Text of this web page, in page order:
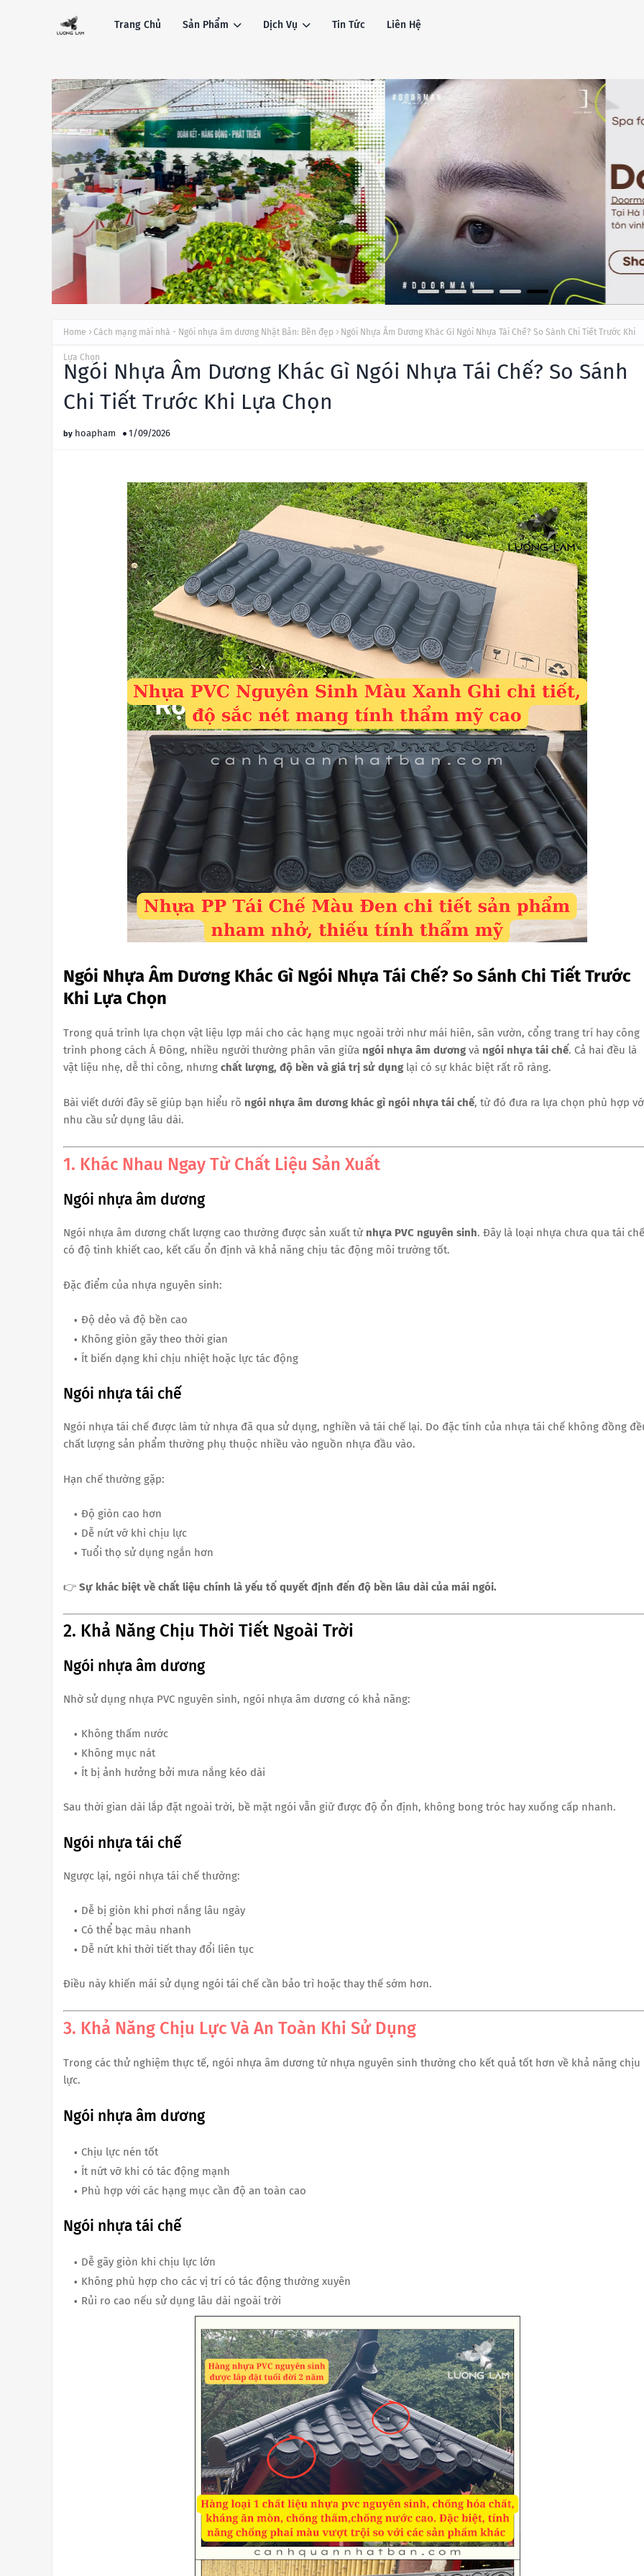
Trang Chủ Sản Phẩm Dịch Vụ Tin Tức Liên Hệ
Home Cách mạng mái nhà - Ngói nhựa âm dương Nhật Bản: Bền đẹp Ngói Nhựa Âm Dương Khác Gì Ngói Nhựa Tái Chế? So Sánh Chi Tiết Trước Khi
Lựa Chọn
Ngói Nhựa Âm Dương Khác Gì Ngói Nhựa Tái Chế? So Sánh
Chi Tiết Trước Khi Lựa Chọn
hoapham 1/09/2026
Ngói Nhựa Âm Dương Khác Gì Ngói Nhựa Tái Chế? So Sánh Chi Tiết Trước
Khi Lựa Chọn
Trong quá trình lựa chọn vật liệu lợp mái cho các hạng mục ngoài trời như mái hiên, sân vườn, cổng trang trí hay công
trình phong cách Á Đông, nhiều người thường phân vân giữa ngói nhựa âm dương và ngói nhựa tái chế. Cả hai đều là
vật liệu nhẹ, dễ thi công, nhưng chất lượng, độ bền và giá trị sử dụng lại có sự khác biệt rất rõ ràng.
Bài viết dưới đây sẽ giúp bạn hiểu rõ ngói nhựa âm dương khác gì ngói nhựa tái chế, từ đó đưa ra lựa chọn phù hợp
nhu cầu sử dụng lâu dài.
1. Khác Nhau Ngay Từ Chất Liệu Sản Xuất
Ngói nhựa âm dương
Ngói nhựa âm dương chất lượng cao thường được sản xuất từ nhựa PVC nguyên sinh. Đây là loại nhựa chưa qua tái
có độ tinh khiết cao, kết cấu ổn định và khả năng chịu tác động môi trường tốt.
Đặc điểm của nhựa nguyên sinh:
Độ dẻo và độ bền cao
Không giòn gãy theo thời gian
Ít biến dạng khi chịu nhiệt hoặc lực tác động
Ngói nhựa tái chế
Ngói nhựa tái chế được làm từ nhựa đã qua sử dụng, nghiền và tái chế lại. Do đặc tính của nhựa tái chế không đồng
chất lượng sản phẩm thường phụ thuộc nhiều vào nguồn nhựa đầu vào.
Hạn chế thường gặp:
Độ giòn cao hơn
Dễ nứt vỡ khi chịu lực
Tuổi thọ sử dụng ngắn hơn
👉 Sự khác biệt về chất liệu chính là yếu tố quyết định đến độ bền lâu dài của mái ngói.
2. Khả Năng Chịu Thời Tiết Ngoài Trời
Ngói nhựa âm dương
Nhờ sử dụng nhựa PVC nguyên sinh, ngói nhựa âm dương có khả năng:
Không thấm nước
Không mục nát
Ít bị ảnh hưởng bởi mưa nắng kéo dài
Sau thời gian dài lắp đặt ngoài trời, bề mặt ngói vẫn giữ được độ ổn định, không bong tróc hay xuống cấp nhanh.
Ngói nhựa tái chế
Ngược lại, ngói nhựa tái chế thường:
Dễ bị giòn khi phơi nắng lâu ngày
Có thể bạc màu nhanh
Dễ nứt khi thời tiết thay đổi liên tục
Điều này khiến mái sử dụng ngói tái chế cần bảo trì hoặc thay thế sớm hơn.
3. Khả Năng Chịu Lực Và An Toàn Khi Sử Dụng
Trong các thử nghiệm thực tế, ngói nhựa âm dương từ nhựa nguyên sinh thường cho kết quả tốt hơn về khả năng chịu
lực.
Ngói nhựa âm dương
Chịu lực nén tốt
Ít nứt vỡ khi có tác động mạnh
Phù hợp với các hạng mục cần độ an toàn cao
Ngói nhựa tái chế
Dễ gãy giòn khi chịu lực lớn
Không phù hợp cho các vị trí có tác động thường xuyên
Rủi ro cao nếu sử dụng lâu dài ngoài trời